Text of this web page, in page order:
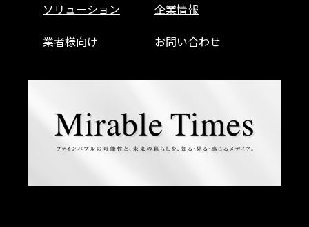
ソリューション
企業情報
業者様向け
お問い合わせ